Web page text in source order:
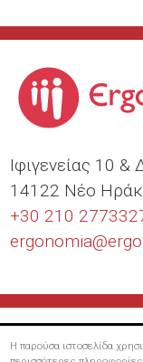
Ιφιγενείας 10 &
14122 Νέο
+30 210
ergonomia@
Η παρούσα ιστοσελίδα